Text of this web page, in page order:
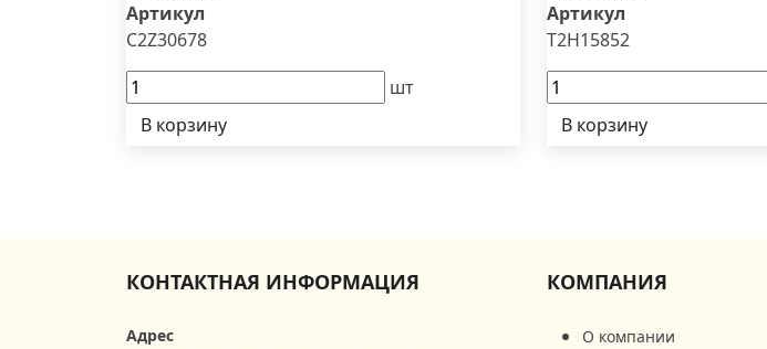
Артикул
C2Z30678
шт
В корзину
Артикул
T2H15852
В корзину
КОНТАКТНАЯ ИНФОРМАЦИЯ
Адрес
КОМПАНИЯ
О компании